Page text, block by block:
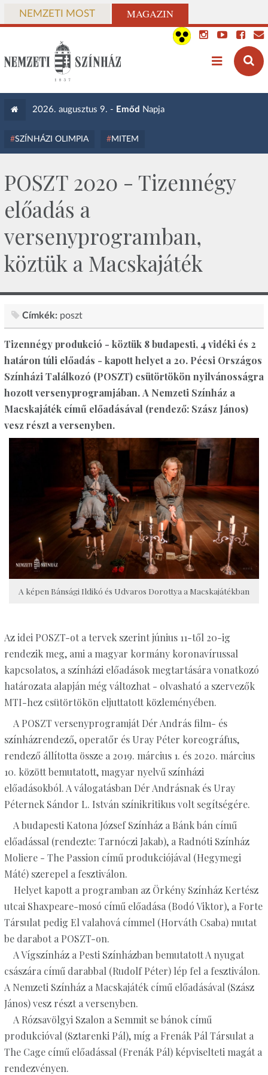
NEMZETI MOST MAGAZIN
2026. augusztus 9. - Emőd Napja
SZÍNHÁZI OLIMPIA MITEM
POSZT 2020 - Tizennégy
előadás a
versenyprogramban,
köztük a Macskajáték
Címkék: poszt
Tizennégy produkció - köztük 8 budapesti, 4 vidéki és 2
határon túli előadás - kapott helyet a 20. Pécsi Országos
Színházi Találkozó (POSZT) csütörtökön nyilvánosságra
hozott versenyprogramjában. A Nemzeti Színház a
Macskajáték című előadásával (rendező: Szász János)
vesz részt a versenyben.
A képen Bánsági Ildikó és Udvaros Dorottya a Macskajátékban
Az idei POSZT-ot a tervek szerint június 11-től 20-ig
rendezik meg, ami a magyar kormány koronavírussal
kapcsolatos, a színházi előadások megtartására vonatkozó
határozata alapján még változhat - olvasható a szervezők
MTI-hez csütörtökön eljuttatott közleményében.
A POSZT versenyprogramját Dér András film- és
színházrendező, operatőr és Uray Péter koreográfus,
rendező állította össze a 2019. március 1. és 2020. március
10. között bemutatott, magyar nyelvű színházi
előadásokból. A válogatásban Dér Andrásnak és Uray
Péternek Sándor L. István színikritikus volt segítségére.
A budapesti Katona József Színház a Bánk bán című
előadással (rendezte: Tarnóczi Jakab), a Radnóti Színház
Moliere - The Passion című produkciójával (Hegymegi
Máté) szerepel a fesztiválon.
Helyet kapott a programban az Örkény Színház Kertész
utcai Shaxpeare-mosó című előadása (Bodó Viktor), a Forte
Társulat pedig El valahová címmel (Horváth Csaba) mutat
be darabot a POSZT-on.
A Vígszínház a Pesti Színházban bemutatott A nyugat
császára című darabbal (Rudolf Péter) lép fel a fesztiválon.
A Nemzeti Színház a Macskajáték című előadásával (Szász
János) vesz részt a versenyben.
A Rózsavölgyi Szalon a Semmit se bánok című
produkcióval (Sztarenki Pál), míg a Frenák Pál Társulat a
The Cage című előadással (Frenák Pál) képviselteti magát a
rendezvényen.